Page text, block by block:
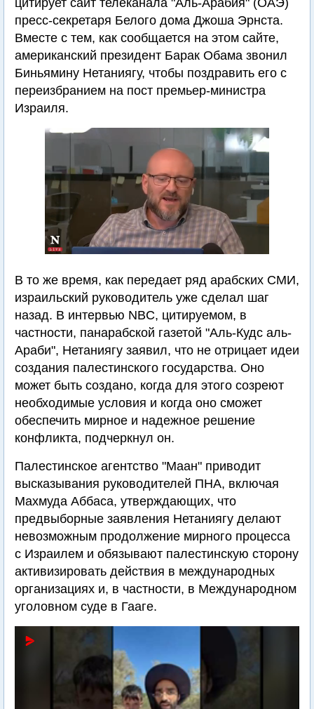
цитирует сайт телеканала "Аль-Арабия" (ОАЭ)
пресс-секретаря Белого дома Джоша Эрнста.
Вместе с тем, как сообщается на этом сайте,
американский президент Барак Обама звонил
Биньямину Нетаниягу, чтобы поздравить его с
переизбранием на пост премьер-министра
Израиля.
В то же время, как передает ряд арабских СМИ,
израильский руководитель уже сделал шаг
назад. В интервью NBC, цитируемом, в
частности, панарабской газетой "Аль-Кудс аль-
Араби", Нетаниягу заявил, что не отрицает идеи
создания палестинского государства. Оно
может быть создано, когда для этого созреют
необходимые условия и когда оно сможет
обеспечить мирное и надежное решение
конфликта, подчеркнул он.
Палестинское агентство "Маан" приводит
высказывания руководителей ПНА, включая
Махмуда Аббаса, утверждающих, что
предвыборные заявления Нетаниягу делают
невозможным продолжение мирного процесса
с Израилем и обязывают палестинскую сторону
активизировать действия в международных
организациях и, в частности, в Международном
уголовном суде в Гааге.